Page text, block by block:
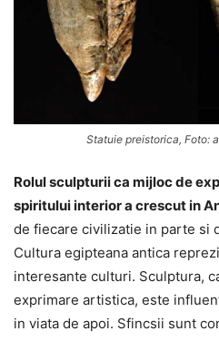
Statuie preistorica, Foto:
Rolul sculpturii ca mijloc de
spiritului interior a crescut in
de fiecare civilizatie in parte si
Cultura egipteana antica
interesante culturi. Sculptura,
exprimare artistica, este
in viata de apoi. Sfincsii sunt